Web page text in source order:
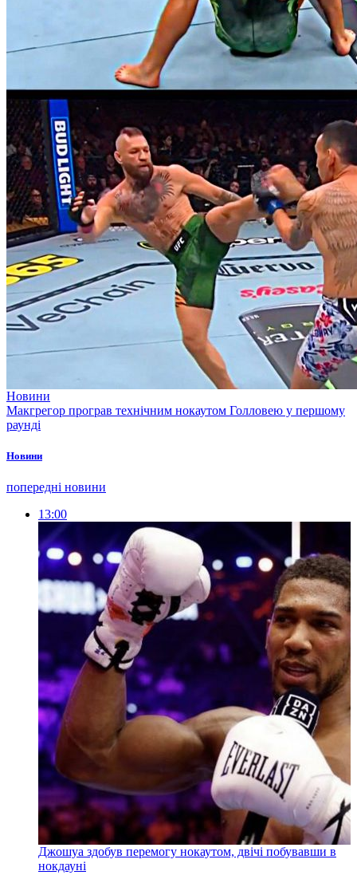
Новини
Макгрегор програв технічним нокаутом Голловею у першому
раунді
Новини
попередні новини
13:00
Джошуа здобув перемогу нокаутом, двічі побувавши в
нокдауні